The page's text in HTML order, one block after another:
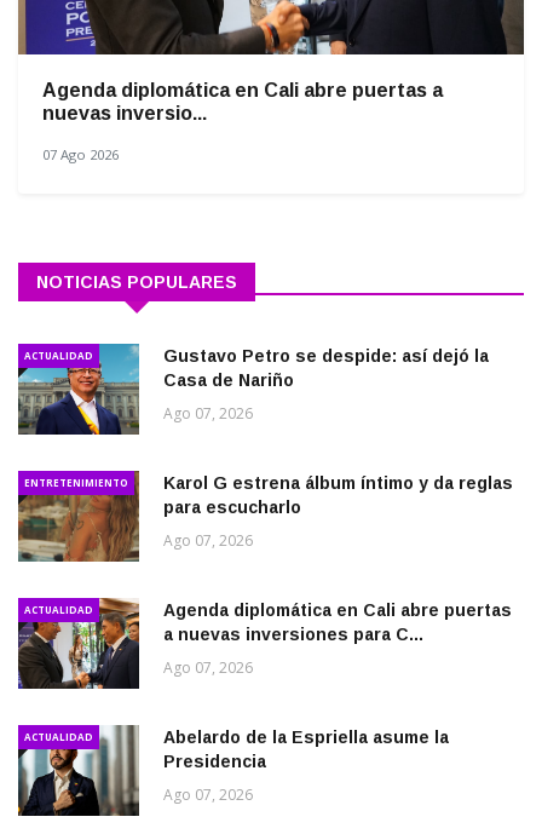
Agenda diplomática en Cali abre puertas a
nuevas inversio...
07 Ago 2026
NOTICIAS POPULARES
ACTUALIDAD
Gustavo Petro se despide: así dejó la
Casa de Nariño
Ago 07, 2026
ENTRETENIMIENTO
Karol G estrena álbum íntimo y da reglas
para escucharlo
Ago 07, 2026
ACTUALIDAD
Agenda diplomática en Cali abre puertas
a nuevas inversiones para C...
Ago 07, 2026
ACTUALIDAD
Abelardo de la Espriella asume la
Presidencia
Ago 07, 2026